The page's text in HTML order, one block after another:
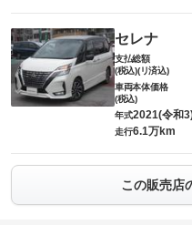
セレナ
支払総額
(税込)(リ済込)
車両本体価格
(税込)
年式2021(令和
走行6.1万km
この販売店